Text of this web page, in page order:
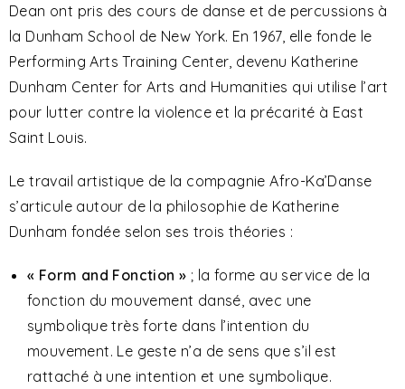
Dean ont pris des cours de danse et de percussions à
la Dunham School de New York. En 1967, elle fonde le
Performing Arts Training Center, devenu Katherine
Dunham Center for Arts and Humanities qui utilise l’art
pour lutter contre la violence et la précarité à East
Saint Louis.
Le travail artistique de la compagnie Afro-Ka’Danse
s’articule autour de la philosophie de Katherine
Dunham fondée selon ses trois théories :
« Form and Fonction » ; la forme au service de la
fonction du mouvement dansé, avec une
symbolique très forte dans l’intention du
mouvement. Le geste n’a de sens que s’il est
rattaché à une intention et une symbolique.